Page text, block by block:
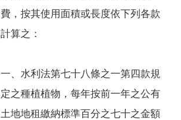
費，按其使用面積或長度依下列各款
計算之：
一、水利法第七十八條之一第四款規
定之種植植物，每年按前一年之公有
土地地租繳納標準百分之七十之金額